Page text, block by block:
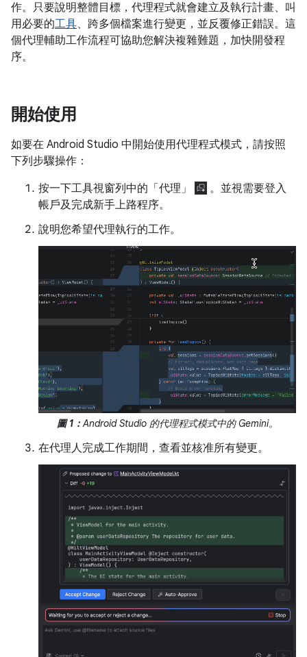
作。只要說明整體目標，代理程式就會建立及執行計畫、叫
用必要的工具、跨多個檔案進行變更，並反覆修正錯誤。這
個代理輔助工作流程可協助您解決複雜難題，加快開發程
序。
開始使用
如要在 Android Studio 中開始使用代理程式模式，請按照
下列步驟操作：
按一下工具視窗列中的「代理」
。並視需要登入
帳戶及完成新手上路程序。
說明您希望代理執行的工作。
圖 1：Android Studio 的代理程式模式中的 Gemini。
在代理人完成工作期間，查看並核准所有變更。